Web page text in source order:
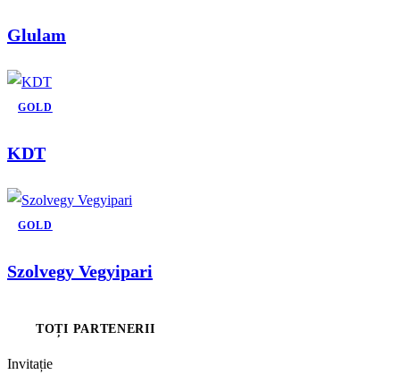
Glulam
GOLD
KDT
GOLD
Szolvegy Vegyipari
TOȚI PARTENERII
Invitație